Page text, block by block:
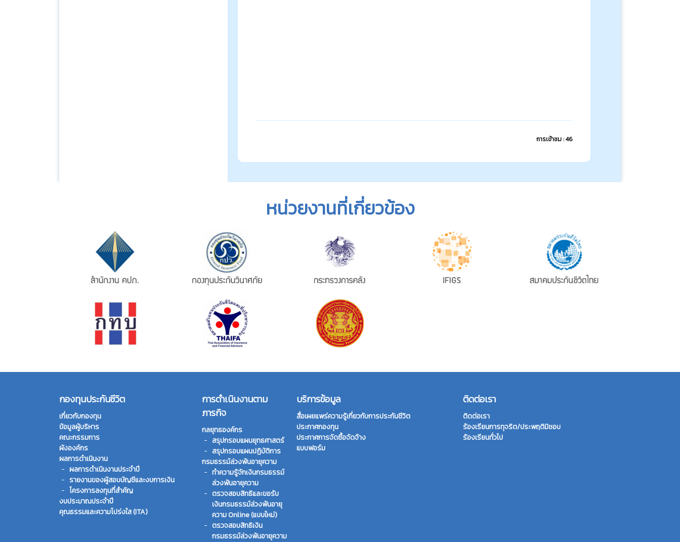
การเข้าชม : 46
หน่วยงานที่เกี่ยวข้อง
กองทุนประกันชีวิต
เกี่ยวกับกองทุน
ข้อมูลผู้บริหาร
คณะกรรมการ
ผังองค์กร
ผลการดำเนินงาน
ผลการดำเนินงานประจำปี
รายงานของผู้สอบบัญชีและงบการเงิน
โครงการลงทุนที่สำคัญ
งบประมาณประจำปี
คุณธรรมและความโปร่งใส (ITA)
การดำเนินงานตาม
ภารกิจ
กลยุทธองค์กร
สรุปกรอบแผนยุทธศาสตร์
สรุปกรอบแผนปฏิบัติการ
กรมธรรม์ล่วงพ้นอายุความ
ทําความรู้จักเงินกรมธรรม์
ล่วงพ้นอายุความ
ตรวจสอบสิทธิและขอรับ
เงินกรมธรรม์ล่วงพ้นอายุ
ความ Online (แบบใหม่)
ตรวจสอบสิทธิเงิน
กรมธรรม์ล่วงพ้นอายุความ
บริการข้อมูล
สื่อเผยแพร่ความรู้เกี่ยวกับการประกันชีวิต
ประกาศกองทุน
ประกาศการจัดซื้อจัดจ้าง
แบบฟอร์ม
ติดต่อเรา
ติดต่อเรา
ร้องเรียนการทุจริต/ประพฤติมิชอบ
ร้องเรียนทั่วไป